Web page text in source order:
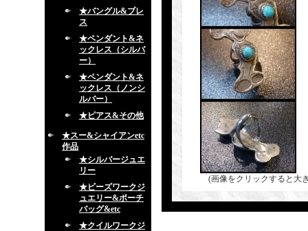
★バングル&ブレ
ス
★ペンダント&ネ
ックレス（シルバ
ー）
★ペンダント&ネ
ックレス（ノンシ
ルバー）
★ピアス&その他
★スー&シャイアンetc
作品
★シルバージュエ
リー
★ビーズワークジ
ュエリー&ポーチ
バッグ&etc
★クイルワークジ
(画像をクリックすると大